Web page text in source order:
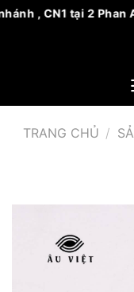
tại 2 Phan
TRANG CHỦ /